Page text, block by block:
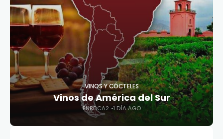
VINOS Y CÓCTELES
Vinos de América del Sur
ENBOCA2 1 DÍA AGO